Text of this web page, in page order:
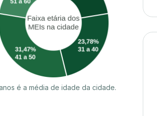
é a média de idade da cidade.